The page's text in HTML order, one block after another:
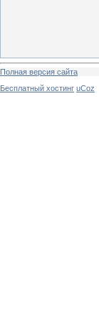
Полная версия сайта
Бесплатный хостинг uCoz